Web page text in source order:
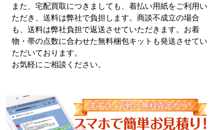
また、宅配買取につきましても、着払い用紙をご利用い
ただき、送料は弊社で負担します。商談不成立の場合
も、送料は弊社負担で返送させていただきます。お着
物・帯の点数に合わせた無料梱包キットも発送させてい
ただいております。
お気軽にご相談ください。